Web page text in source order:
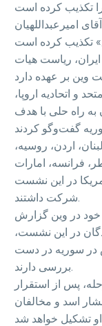
امیرعبداللهیان
ریاست هیات
ملل متحد و اتحادیه اروپا،
راه حلی با هدف
لبنان، اردن، روسیه،
فرانسه، امارات
در این نشست
شرکت داشتند.
خود در وین گزارش
در این نشست،
در سوریه در دست
بررسی دارند.
پس از استقرار
اسد و مخالفان